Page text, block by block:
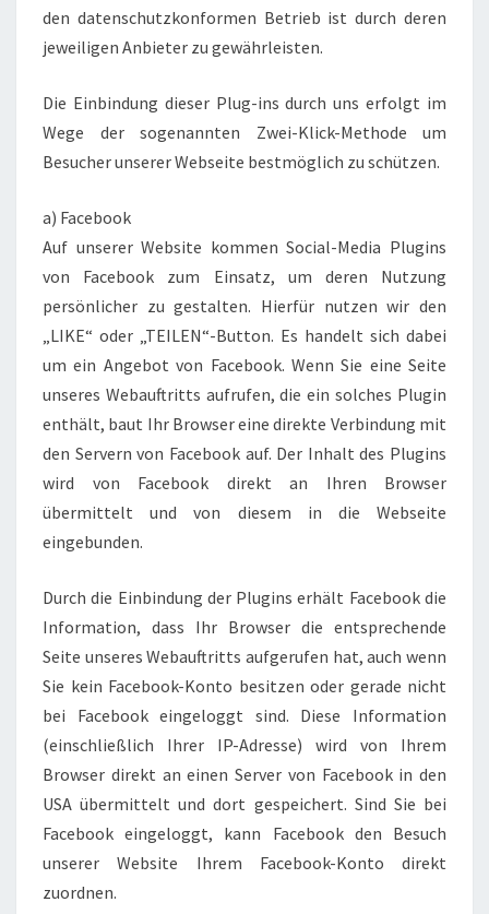
den datenschutzkonformen Betrieb ist durch deren
jeweiligen Anbieter zu gewährleisten.
Die Einbindung dieser Plug-ins durch uns erfolgt im
Wege der sogenannten Zwei-Klick-Methode um
Besucher unserer Webseite bestmöglich zu schützen.
a) Facebook
Auf unserer Website kommen Social-Media Plugins
von Facebook zum Einsatz, um deren Nutzung
persönlicher zu gestalten. Hierfür nutzen wir den
„LIKE“ oder „TEILEN“-Button. Es handelt sich dabei
um ein Angebot von Facebook. Wenn Sie eine Seite
unseres Webauftritts aufrufen, die ein solches Plugin
enthält, baut Ihr Browser eine direkte Verbindung mit
den Servern von Facebook auf. Der Inhalt des Plugins
wird von Facebook direkt an Ihren Browser
übermittelt und von diesem in die Webseite
eingebunden.
Durch die Einbindung der Plugins erhält Facebook die
Information, dass Ihr Browser die entsprechende
Seite unseres Webauftritts aufgerufen hat, auch wenn
Sie kein Facebook-Konto besitzen oder gerade nicht
bei Facebook eingeloggt sind. Diese Information
(einschließlich Ihrer IP-Adresse) wird von Ihrem
Browser direkt an einen Server von Facebook in den
USA übermittelt und dort gespeichert. Sind Sie bei
Facebook eingeloggt, kann Facebook den Besuch
unserer Website Ihrem Facebook-Konto direkt
zuordnen.